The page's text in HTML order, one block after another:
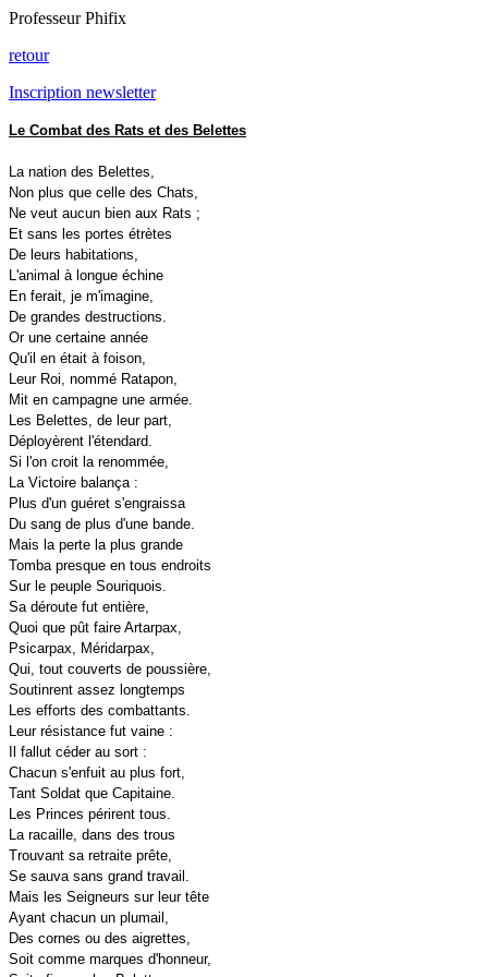
Professeur Phifix
retour
Inscription newsletter
Le Combat des Rats et des Belettes
La nation des Belettes,
Non plus que celle des Chats,
Ne veut aucun bien aux Rats ;
Et sans les portes étrètes
De leurs habitations,
L'animal à longue échine
En ferait, je m'imagine,
De grandes destructions.
Or une certaine année
Qu'il en était à foison,
Leur Roi, nommé Ratapon,
Mit en campagne une armée.
Les Belettes, de leur part,
Déployèrent l'étendard.
Si l'on croit la renommée,
La Victoire balança :
Plus d'un guéret s'engraissa
Du sang de plus d'une bande.
Mais la perte la plus grande
Tomba presque en tous endroits
Sur le peuple Souriquois.
Sa déroute fut entière,
Quoi que pût faire Artarpax,
Psicarpax, Méridarpax,
Qui, tout couverts de poussière,
Soutinrent assez longtemps
Les efforts des combattants.
Leur résistance fut vaine :
Il fallut céder au sort :
Chacun s'enfuit au plus fort,
Tant Soldat que Capitaine.
Les Princes périrent tous.
La racaille, dans des trous
Trouvant sa retraite prête,
Se sauva sans grand travail.
Mais les Seigneurs sur leur tête
Ayant chacun un plumail,
Des cornes ou des aigrettes,
Soit comme marques d'honneur,